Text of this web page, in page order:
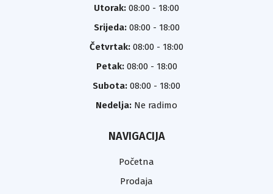
Utorak: 08:00 - 18:00
Srijeda:08:00 - 18:00
Četvrtak: 08:00 - 18:00
Petak:08:00 - 18:00
Subota: 08:00 - 18:00
Nedelja: Ne radimo
NAVIGACIJA
Početna
Prodaja